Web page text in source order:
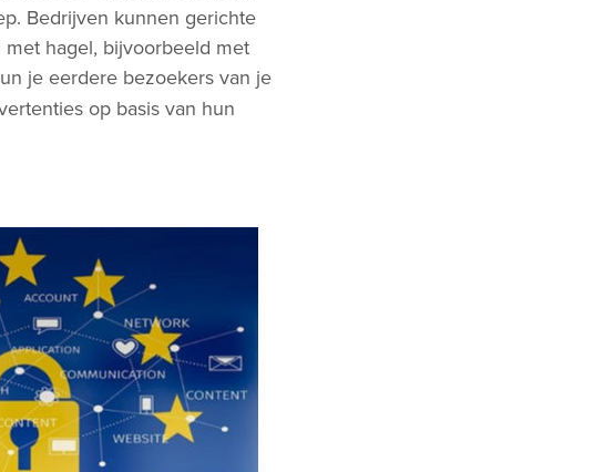
Bedrijven kunnen gerichte
hagel, bijvoorbeeld met
je eerdere bezoekers van je
op basis van hun